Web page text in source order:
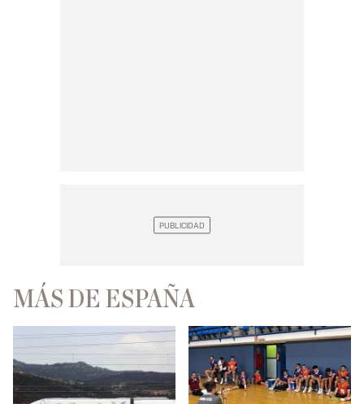
MÁS DE ESPAÑA